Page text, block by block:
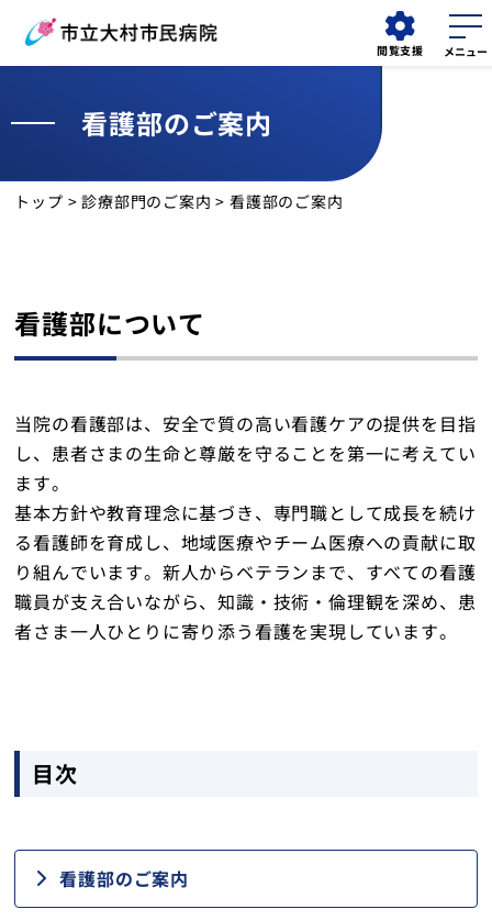
閲覧支援
外来
検索する
外来
担当医表
診療科
看護部
入院・面会
健診・人間ドック
訪問看護ステーションさくら
採用情報
お問い合わせ
看護部のご案内
トップ >診療部門のご案内 > 看護部のご案内
看護部について
当院の看護部は、安全で質の高い看護ケアの提供を目指
し、患者さまの生命と尊厳を守ることを第一に考えてい
ます。
基本方針や教育理念に基づき、専門職として成長を続け
る看護師を育成し、地域医療やチーム医療への貢献に取
り組んでいます。新人からベテランまで、すべての看護
職員が支え合いながら、知識・技術・倫理観を深め、患
者さま一人ひとりに寄り添う看護を実現しています。
目次
看護部のご案内